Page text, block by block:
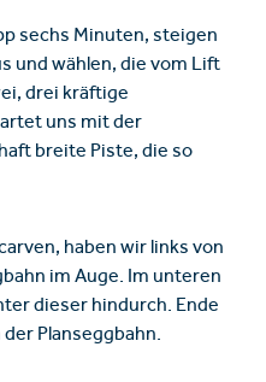
sechs Minuten, steigen
und wählen, die vom Lift
drei kräftige
uns mit der
breite Piste, die so
haben wir links von
im Auge. Im unteren
dieser hindurch. Ende
Planseggbahn.